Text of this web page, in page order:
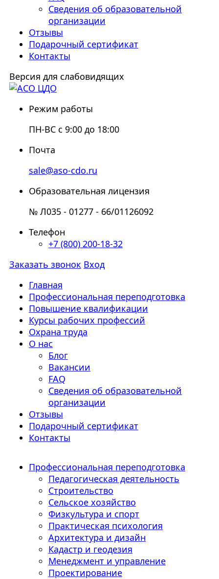
Сведения об образовательной
организации
Отзывы
Подарочный сертификат
Контакты
Версия для слабовидящих
Режим работы
ПН-ВС с 9:00 до 18:00
Почта
sale@aso-cdo.ru
Образовательная лицензия
№ Л035 - 01277 - 66/01126092
Телефон
+7 (800) 200-18-32
Заказать звонок Вход
Главная
Профессиональная переподготовка
Повышение квалификации
Курсы рабочих профессий
Охрана труда
О нас
Блог
Вакансии
FAQ
Сведения об образовательной
организации
Отзывы
Подарочный сертификат
Контакты
Профессиональная переподготовка
Педагогическая деятельность
Строительство
Сельское хозяйство
Физкультура и спорт
Практическая психология
Архитектура и дизайн
Кадастр и геодезия
Менеджмент и управление
Проектирование